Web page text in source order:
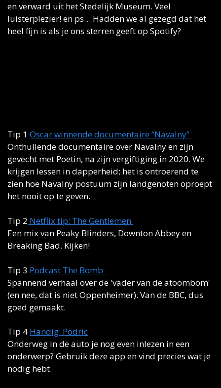
en verward uit het Stedelijk Museum. Veel
luisterplezier! en ps… Hadden we al gezegd dat het
heel fijn is als je ons sterren geeft op Spotify?
Tip 1 Oscar winnende documentaire “Navalny”
Onthullende documentaire over Navalny en zijn
gevecht met Poetin, na zijn vergiftiging in 2020. We
krijgen lessen in dapperheid; het is ontroerend te
zien hoe Navalny postuum zijn landgenoten oproept
het nooit op te geven.
Tip 2 Netflix tip: The Gentlemen
Een mix van Peaky Blinders, Downton Abbey en
Breaking Bad. Kijken!
Tip 3 Podcast The Bomb
Spannend verhaal over de 'vader van de atoombom'
(en nee, dat is niet Oppenheimer). Van de BBC, dus
goed gemaakt.
Tip 4 Handig: Podric
Onderweg in de auto je nog even inlezen in een
onderwerp? Gebruik deze app en vind precies wat je
nodig hebt.